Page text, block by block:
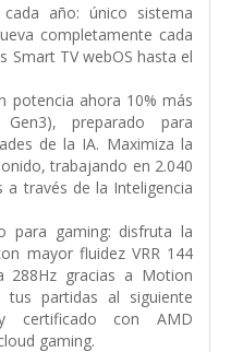
año: único sistema
completamente cada
Smart TV webOS hasta el
potencia ahora 10% más
preparado para
de la IA. Maximiza la
trabajando en 2.040
a través de la Inteligencia
para gaming: disfruta la
mayor fluidez VRR 144
288Hz gracias a Motion
tus partidas al siguiente
certificado con AMD
gaming.